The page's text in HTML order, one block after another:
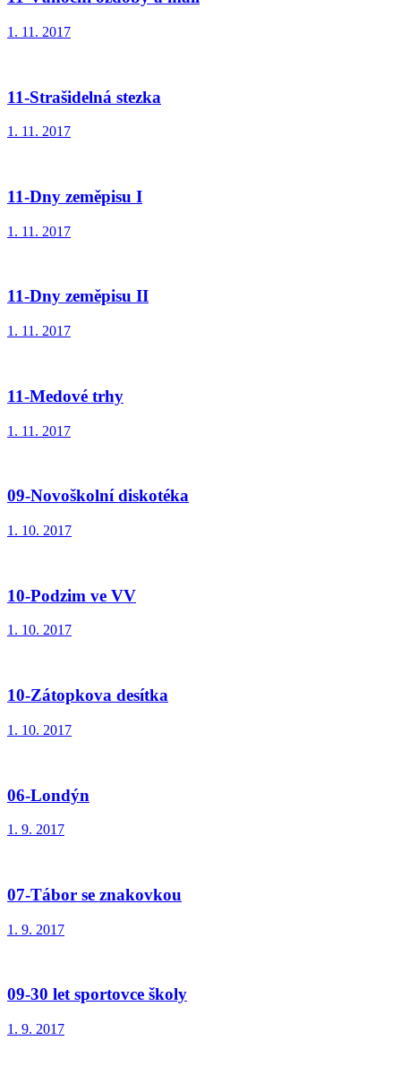
1. 11. 2017
11-Strašidelná stezka
1. 11. 2017
11-Dny zeměpisu I
1. 11. 2017
11-Dny zeměpisu II
1. 11. 2017
11-Medové trhy
1. 11. 2017
09-Novoškolní diskotéka
1. 10. 2017
10-Podzim ve VV
1. 10. 2017
10-Zátopkova desítka
1. 10. 2017
06-Londýn
1. 9. 2017
07-Tábor se znakovkou
1. 9. 2017
09-30 let sportovce školy
1. 9. 2017